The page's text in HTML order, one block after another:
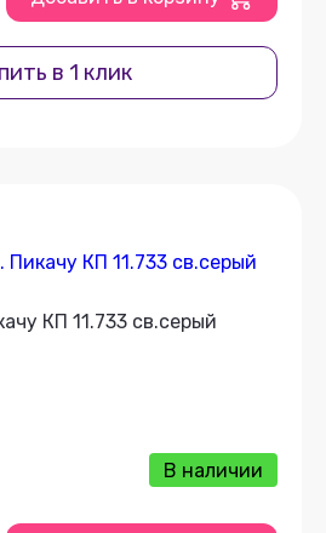
в 1 клик
КП 11.733 св.серый
В наличии